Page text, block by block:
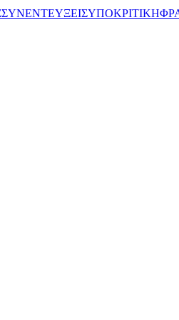
ΣΥΝΕΝΤΕΥΞΕΙΣΥΠΟΚΡΙΤΙΚΗ